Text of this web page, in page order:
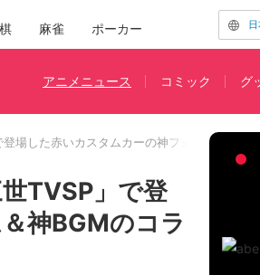
麻雀 ポーカー
アニメニュース コミック グ
場した赤いカスタムカーの神フォルム＆神
TVSP」で登
神BGMのコラ